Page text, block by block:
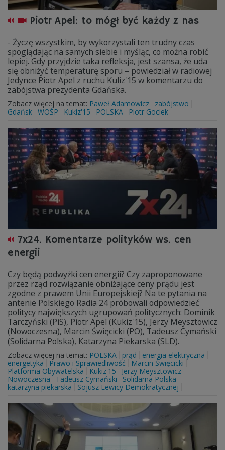
Piotr Apel: to mógł być każdy z nas
- Życzę wszystkim, by wykorzystali ten trudny czas
spoglądając na samych siebie i myśląc, co można robić
lepiej. Gdy przyjdzie taka refleksja, jest szansa, że uda
się obniżyć temperaturę sporu – powiedział w radiowej
Jedynce Piotr Apel z ruchu Kuliz'15 w komentarzu do
zabójstwa prezydenta Gdańska.
Zobacz więcej na temat: Paweł Adamowicz
zabójstwo
Gdańsk WOŚP Kukiz'15 POLSKA Piotr Gociek
7x24. Komentarze polityków ws. cen
energii
Czy będą podwyżki cen energii? Czy zaproponowane
przez rząd rozwiązanie obniżające ceny prądu jest
zgodne z prawem Unii Europejskiej? Na te pytania na
antenie Polskiego Radia 24 próbowali odpowiedzieć
politycy największych ugrupowań politycznych: Dominik
Tarczyński (PiS), Piotr Apel (Kukiz'15), Jerzy Meysztowicz
(Nowoczesna), Marcin Święcicki (PO), Tadeusz Cymański
(Solidarna Polska), Katarzyna Piekarska (SLD).
Zobacz więcej na temat: POLSKA prąd
energia elektryczna
energetyka
Prawo i Sprawiedliwość
Marcin Święcicki
Platforma Obywatelska
Kukiz'15
Jerzy Meysztowicz
Nowoczesna
Tadeusz Cymański
Solidarna Polska
katarzyna piekarska
Sojusz Lewicy Demokratycznej